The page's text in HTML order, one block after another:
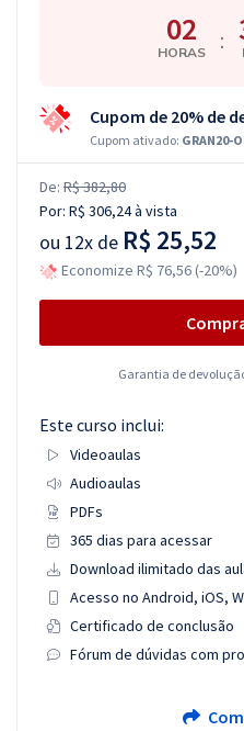
02
HORAS :
Cupom de 20% de
Cupom ativado: GRAN20-
De: R$ 382,80
Por: R$ 306,24à vista
ou 12x de R$ 25,52
Economize R$ 76,56 (-20%)
Garantia de
Este curso inclui:
Videoaulas
Audioaulas
PDFs
365 dias para acessar
Download ilimitado das
Acesso no Android, iOS,
Certificado de conclusão
Fórum de dúvidas com